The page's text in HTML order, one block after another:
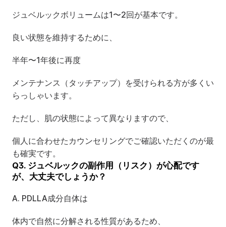
ジュベルックボリュームは1〜2回が基本です。
良い状態を維持するために、
半年〜1年後に再度
メンテナンス（タッチアップ）を受けられる方が多くい
らっしゃいます。
ただし、肌の状態によって異なりますので、
個人に合わせたカウンセリングでご確認いただくのが最
も確実です。
Q3. ジュベルックの副作用（リスク）が心配です
が、大丈夫でしょうか？
A. PDLLA成分自体は
体内で自然に分解される性質があるため、